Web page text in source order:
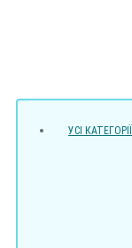
УСI КАТЕГОРІЇ